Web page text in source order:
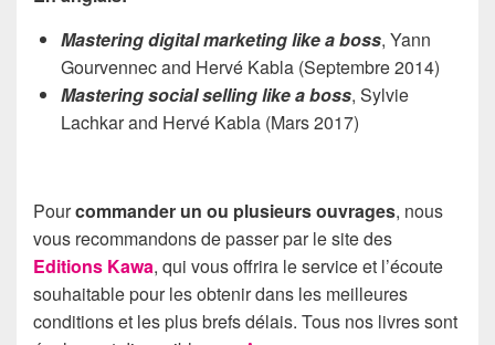
Mastering digital marketing like a boss, Yann
Gourvennec and Hervé Kabla (Septembre 2014)
Mastering social selling like a boss, Sylvie
Lachkar and Hervé Kabla (Mars 2017)
Pourcommander un ou plusieurs ouvrages, nous
vous recommandons de passer par le site des
Editions Kawa, qui vous offrira le service et l’écoute
souhaitable pour les obtenir dans les meilleures
conditions et les plus brefs délais. Tous nos livres sont